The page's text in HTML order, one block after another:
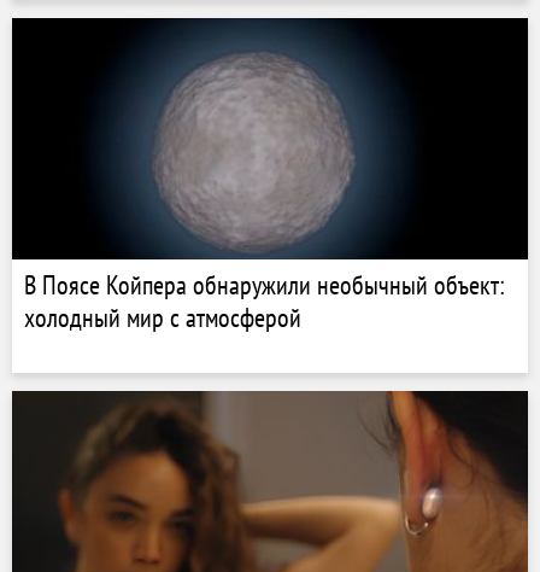
В Поясе Койпера обнаружили необычный объект:
холодный мир с атмосферой